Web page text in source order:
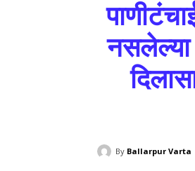
नसलेल्या
By Ballarpur Varta